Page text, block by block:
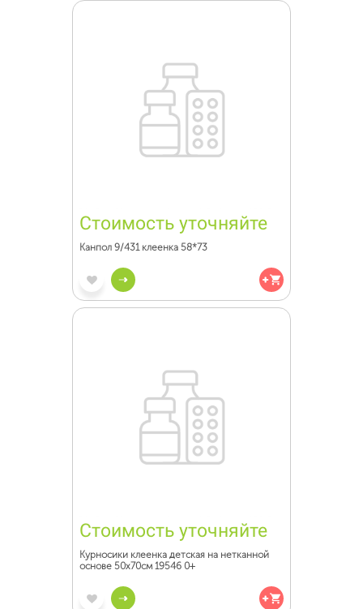
Стоимость уточняйте
Канпол 9/431 клеенка 58*73
Стоимость уточняйте
Курносики клеенка детская на нетканной
основе 50х70см 19546 0+